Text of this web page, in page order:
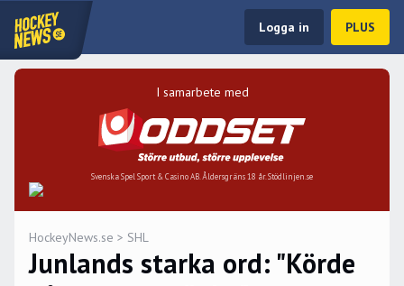
Logga in PLUS
I samarbete med
Svenska Spel Sport & Casino AB. Åldersgräns 18 år. Stödlinjen.se
HockeyNews.se > SHL
Junlands starka ord: "Körde